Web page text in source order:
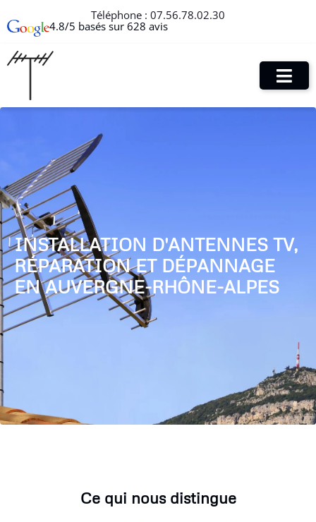
Téléphone : 07.56.78.02.30
4.8/5 basés sur 628 avis
INSTALLATION D'ANTENNES TV,
RÉPARATION ET DÉPANNAGE
EN AUVERGNE-RHÔNE-ALPES
Ce qui nous distingue